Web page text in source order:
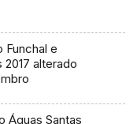
Funchal e
alterado
Águas Santas